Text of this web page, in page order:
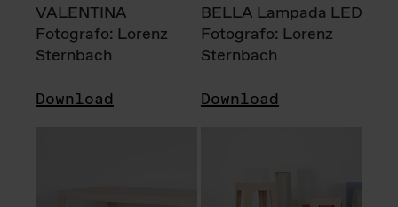
VALENTINA
Fotografo: Lorenz
Sternbach
Download
BELLA Lampada LED
Fotografo: Lorenz
Sternbach
Download